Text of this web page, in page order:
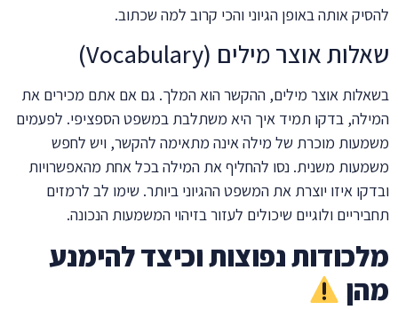
להסיק אותה באופן הגיוני והכי קרוב למה שכתוב.
שאלות אוצר מילים (Vocabulary)
בשאלות אוצר מילים, ההקשר הוא המלך. גם אם אתם מכירים את
המילה, בדקו תמיד איך היא משתלבת במשפט הספציפי. לפעמים
משמעות מוכרת של מילה אינה מתאימה להקשר, ויש לחפש
משמעות משנית. נסו להחליף את המילה בכל אחת מהאפשרויות
ובדקו איזו יוצרת את המשפט ההגיוני ביותר. שימו לב לרמזים
תחביריים ולוגיים שיכולים לעזור בזיהוי המשמעות הנכונה.
מלכודות נפוצות וכיצד להימנע
מהן